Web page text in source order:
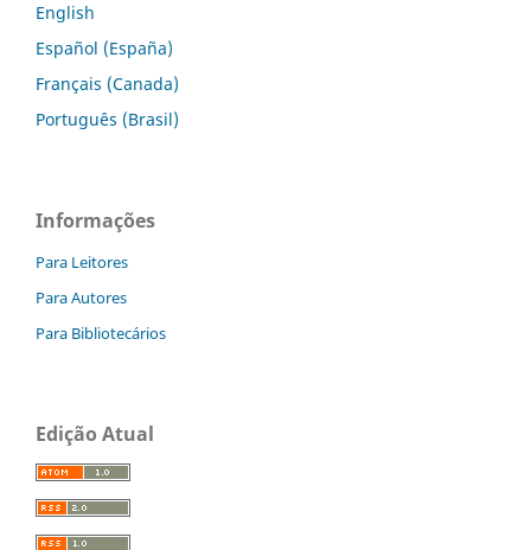
English
Español (España)
Français (Canada)
Português (Brasil)
Informações
Para Leitores
Para Autores
Para Bibliotecários
Edição Atual